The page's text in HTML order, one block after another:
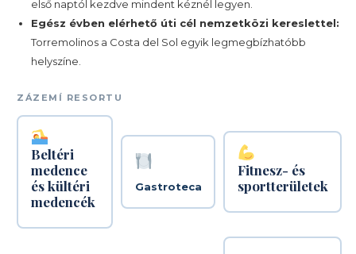
első naptól kezdve mindent kéznél legyen.
Egész évben elérhető úti cél nemzetközi kereslettel:
Torremolinos a Costa del Sol egyik legmegbízhatóbb
helyszíne.
ZÁZEMÍ RESORTU
Beltéri
medence
és kültéri
medencék
Gastroteca
Fitnesz- és
sportterületek